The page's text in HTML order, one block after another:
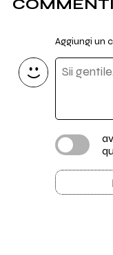
COMMENTI
Aggiungi un